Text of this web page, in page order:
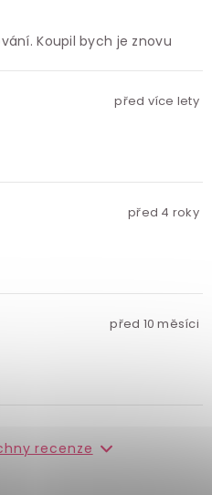
Koupil bych je znovu
před více lety
před 4 roky
před 10 měsíci
recenze